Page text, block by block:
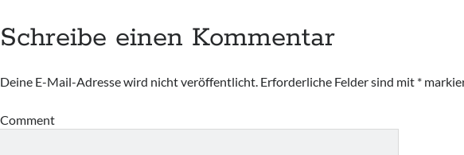
Schreibe einen Kommentar
Deine E-Mail-Adresse wird nicht veröffentlicht. Erforderliche Felder sind mit *
Comment